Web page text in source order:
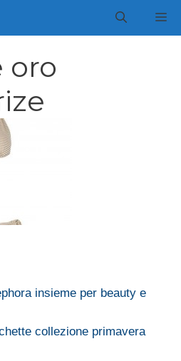
oro
insieme per beauty e
collezione primavera